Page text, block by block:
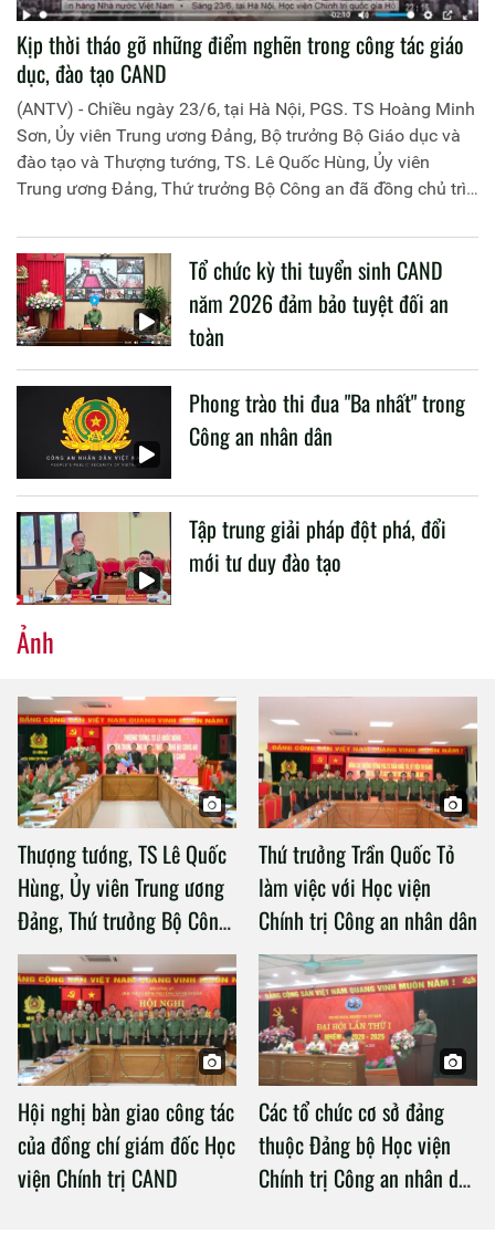
Kịp thời tháo gỡ những điểm nghẽn trong công tác giáo
dục, đào tạo CAND
(ANTV) - Chiều ngày 23/6, tại Hà Nội, PGS. TS Hoàng Minh
Sơn, Ủy viên Trung ương Đảng, Bộ trưởng Bộ Giáo dục và
đào tạo và Thượng tướng, TS. Lê Quốc Hùng, Ủy viên
Trung ương Đảng, Thứ trưởng Bộ Công an đã đồng chủ trì
liên quan đến công tác giáo dục và đào tạo của lực lượng
CAND.
Tổ chức kỳ thi tuyển sinh CAND
năm 2026 đảm bảo tuyệt đối an
toàn
Phong trào thi đua "Ba nhất" trong
Công an nhân dân
Tập trung giải pháp đột phá, đổi
mới tư duy đào tạo
Ảnh
Thượng tướng, TS Lê Quốc
Hùng, Ủy viên Trung ương
Đảng, Thứ trưởng Bộ Công
an làm việc với Học viện
Chính trị Công an nhân dân
Thứ trưởng Trần Quốc Tỏ
làm việc với Học viện
Chính trị Công an nhân dân
Hội nghị bàn giao công tác
của đồng chí giám đốc Học
viện Chính trị CAND
Các tổ chức cơ sở đảng
thuộc Đảng bộ Học viện
Chính trị Công an nhân dân